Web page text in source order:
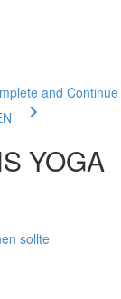
and Continue
YOGA
sollte